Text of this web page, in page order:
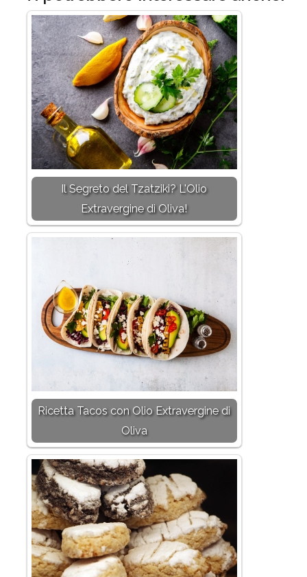
Il Segreto del Tzatziki? L'Olio
Extravergine di Oliva!
Ricetta Tacos con Olio Extravergine di
Oliva